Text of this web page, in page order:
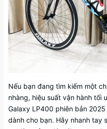
Nếu bạn đang tìm kiếm một
nhàng, hiệu suất vận hành tối
Galaxy LP400 phiên bản
dành cho bạn. Hãy nhanh tay